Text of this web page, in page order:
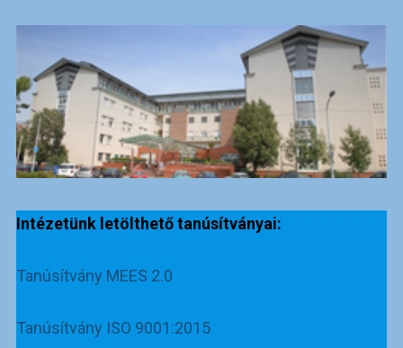
Intézetünk letölthető tanúsítványai:
Tanúsítvány MEES 2.0
Tanúsítvány ISO 9001:2015